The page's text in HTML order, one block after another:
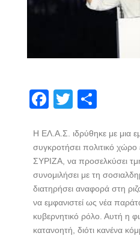
F
e
b
o
o
k
T
itt
er
S
ar
e
Η ΕΛ.Α.Σ. ιδρύθηκε με μια
συγκροτήσει πολιτικό
ΣΥΡΙΖΑ, να προσελκύσει
συνομιλήσει με τη
διατηρήσει αναφορά στη
να εμφανιστεί ως νέα
κυβερνητικό ρόλο. Αυτή η
κατανοητή, διότι κανένα